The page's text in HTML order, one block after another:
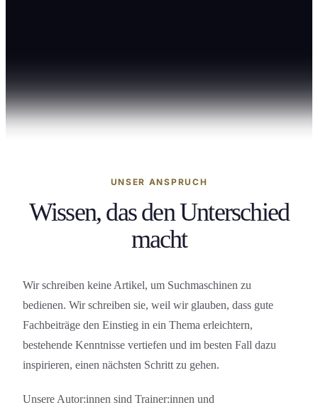
UNSER ANSPRUCH
Wissen, das den Unterschied
macht
Wir schreiben keine Artikel, um Suchmaschinen zu
bedienen. Wir schreiben sie, weil wir glauben, dass gute
Fachbeiträge den Einstieg in ein Thema erleichtern,
bestehende Kenntnisse vertiefen und im besten Fall dazu
inspirieren, einen nächsten Schritt zu gehen.
Unsere Autor:innen sind Trainer:innen und
Führungskompetenz
109